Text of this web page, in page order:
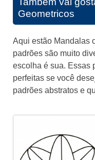
Geometricos
Aqui estão Mandalas
padrões são muito
escolha é sua. Essas
perfeitas se você
padrões abstratos e